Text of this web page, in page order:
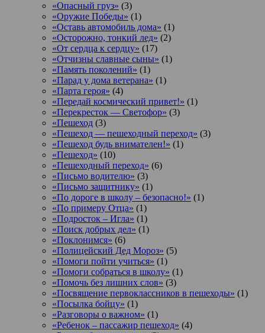
«Опасный груз» (3)
«Оружие Победы» (1)
«Оставь автомобиль дома» (1)
«Осторожно, тонкий лед» (2)
«От сердца к сердцу» (17)
«Отчизны славные сыны» (1)
«Память поколений» (1)
«Парад у дома ветерана» (1)
«Парта героя» (4)
«Передай космический привет!» (1)
«Перекресток — Светофор» (3)
«Пешеход (3)
«Пешеход — пешеходный переход» (3)
«Пешеход будь внимателен!» (1)
«Пешеход» (10)
«Пешеходный переход» (6)
«Письмо водителю» (3)
«Письмо защитнику» (1)
«По дороге в школу – безопасно!» (1)
«По примеру Отца» (1)
«Подросток ‒ Игла» (1)
«Поиск добрых дел» (1)
«Поклонимся» (6)
«Полицейский Дед Мороз» (5)
«Помоги пойти учиться» (1)
«Помоги собраться в школу» (1)
«Помочь без лишних слов» (3)
«Посвящение первоклассников в пешеходы» (1)
«Посылка бойцу» (1)
«Разговоры о важном» (1)
«Ребенок – пассажир пешеход» (4)